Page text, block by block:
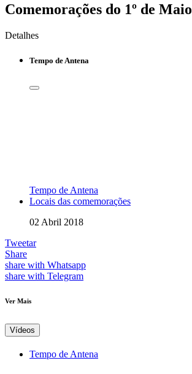
Comemorações do 1º de Maio
Detalhes
Tempo de Antena
Tempo de Antena
Locais das comemorações
02 Abril 2018
Tweetar
Share
share with Whatsapp
share with Telegram
Ver Mais
Vídeos
Tempo de Antena